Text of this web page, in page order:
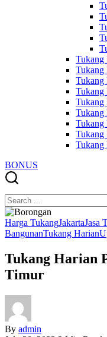
Tukang
Tukang
Tukang
Tukang
Tukang
Tukang
Tukang
Tukang
Tukang
BONUS
Search
Harga TukangJakartaJasa
BangunanTukang Harian
Tukang Harian
Timur
By admin